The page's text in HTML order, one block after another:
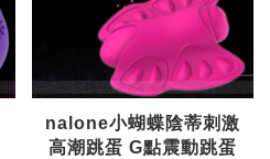
nalone小蝴蝶陰蒂刺激
高潮跳蛋 G點震動跳蛋